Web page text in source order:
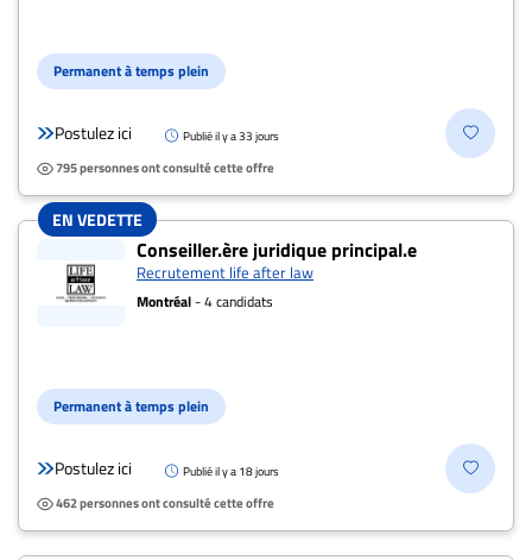
Permanent à temps plein
Postulez ici Publié il y a 33 jours
795 personnes ont consulté cette offre
EN VEDETTE
Conseiller.ère juridique principal.e
Recrutement life after law
Montréal- 4 candidats
Permanent à temps plein
Postulez ici Publié il y a 18 jours
462 personnes ont consulté cette offre